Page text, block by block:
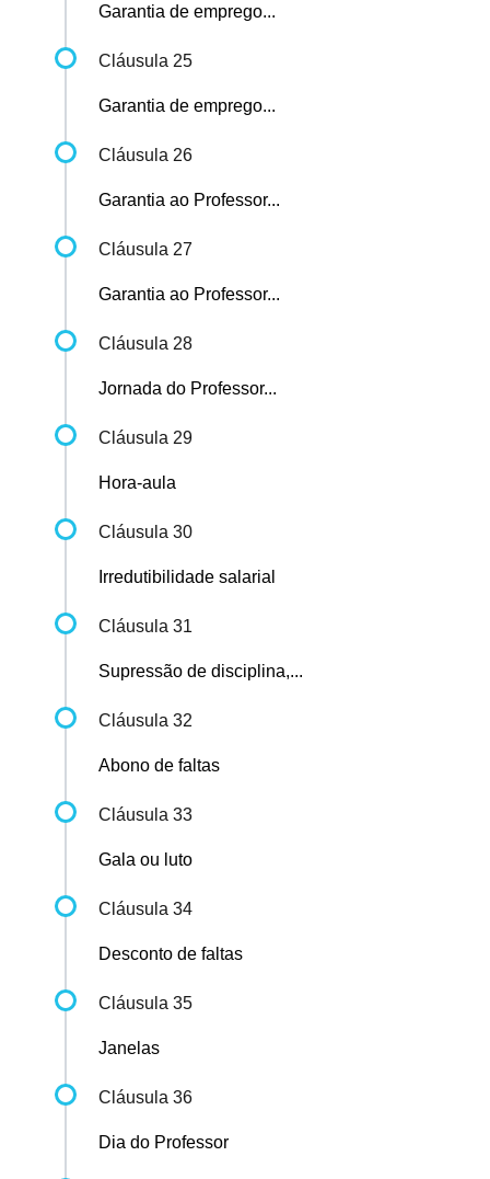
Garantia de emprego...
Cláusula 25
Garantia de emprego...
Cláusula 26
Garantia ao Professor...
Cláusula 27
Garantia ao Professor...
Cláusula 28
Jornada do Professor...
Cláusula 29
Hora-aula
Cláusula 30
Irredutibilidade salarial
Cláusula 31
Supressão de disciplina,...
Cláusula 32
Abono de faltas
Cláusula 33
Gala ou luto
Cláusula 34
Desconto de faltas
Cláusula 35
Janelas
Cláusula 36
Dia do Professor